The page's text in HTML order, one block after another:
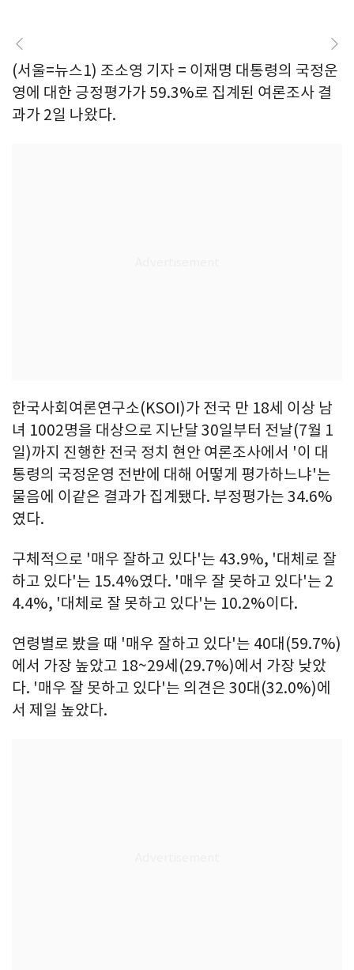
(서울=뉴스1) 조소영 기자 = 이재명 대통령의 국정운
영에 대한 긍정평가가 59.3%로 집계된 여론조사 결
과가 2일 나왔다.
한국사회여론연구소(KSOI)가 전국 만 18세 이상 남
녀 1002명을 대상으로 지난달 30일부터 전날(7월 1
일)까지 진행한 전국 정치 현안 여론조사에서 '이 대
통령의 국정운영 전반에 대해 어떻게 평가하느냐'는
물음에 이같은 결과가 집계됐다. 부정평가는 34.6%
였다.
구체적으로 '매우 잘하고 있다'는 43.9%, '대체로 잘
하고 있다'는 15.4%였다. '매우 잘 못하고 있다'는 2
4.4%, '대체로 잘 못하고 있다'는 10.2%이다.
연령별로 봤을 때 '매우 잘하고 있다'는 40대(59.7%)
에서 가장 높았고 18~29세(29.7%)에서 가장 낮았
다. '매우 잘 못하고 있다'는 의견은 30대(32.0%)에
서 제일 높았다.